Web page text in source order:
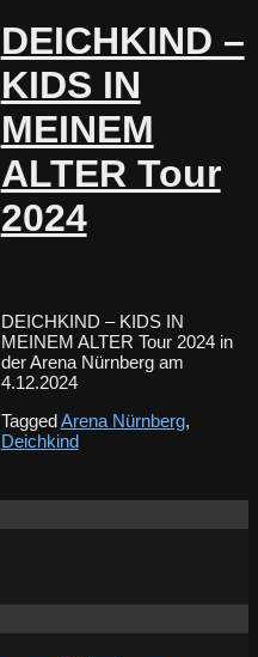
DEICHKIND –
KIDS IN
MEINEM
ALTER Tour
2024
DEICHKIND – KIDS IN
MEINEM ALTER Tour 2024 in
der Arena Nürnberg am
4.12.2024
TaggedArena Nürnberg,
Deichkind